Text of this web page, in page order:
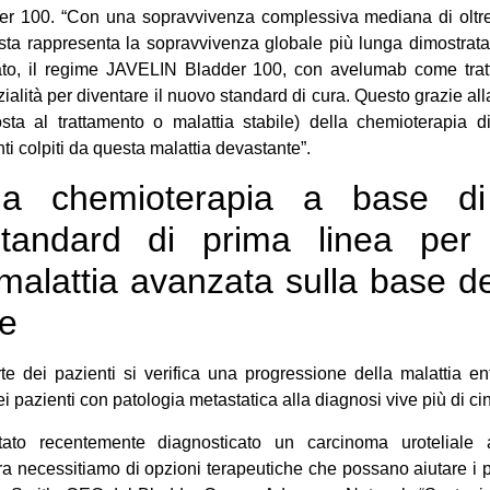
100. “Con una sopravvivenza complessiva mediana di
rappresenta la sopravvivenza globale più lunga
il regime JAVELIN Bladder 100, con avelumab come
per diventare il nuovo standard di cura. Questo grazie
al trattamento o malattia stabile) della chemioterapia
colpiti da questa malattia devastante”.
la chemioterapia a base
di prima linea per
avanzata sulla base
dei pazienti si verifica una progressione della malattia
pazienti con patologia metastatica alla diagnosi vive più di
recentemente diagnosticato un carcinoma uroteliale
necessitiamo di opzioni terapeutiche che possano aiutare i